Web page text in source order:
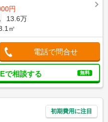
円
13.6万
㎡
電話で問合せ
で相談する 無料
初期費用に注目